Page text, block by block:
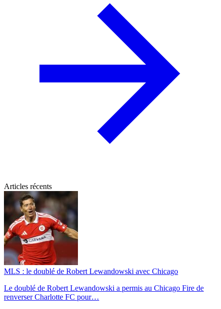
Articles récents
MLS : le doublé de Robert Lewandowski avec Chicago
Le doublé de Robert Lewandowski a permis au Chicago Fire de
renverser Charlotte FC pour…